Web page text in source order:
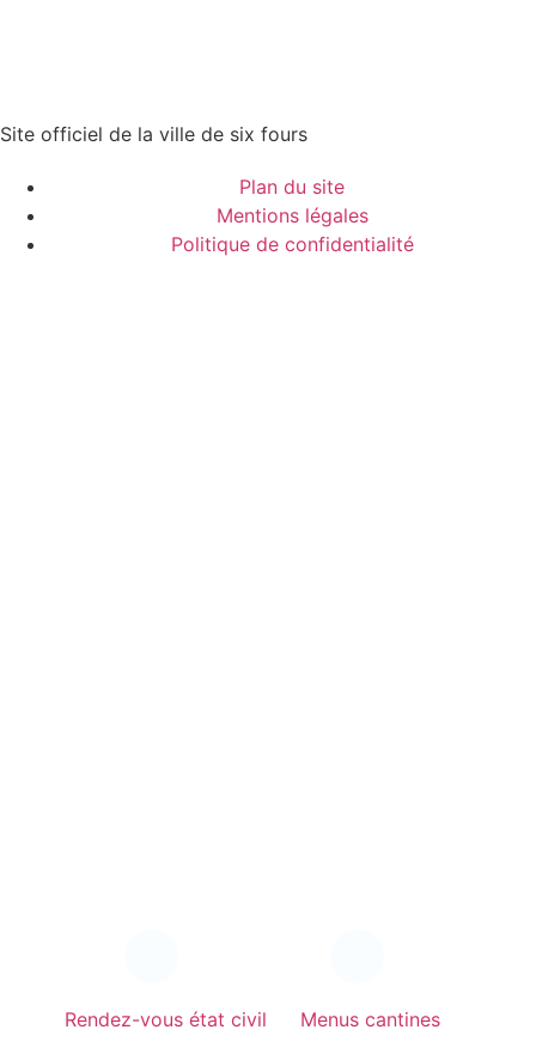
Site officiel de la ville de six fours
Plan du site
Mentions légales
Politique de confidentialité
Rendez-vous état civil Menus cantines